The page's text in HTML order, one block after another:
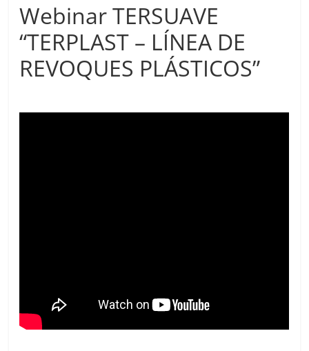
Webinar TERSUAVE
“TERPLAST – LÍNEA DE
REVOQUES PLÁSTICOS”